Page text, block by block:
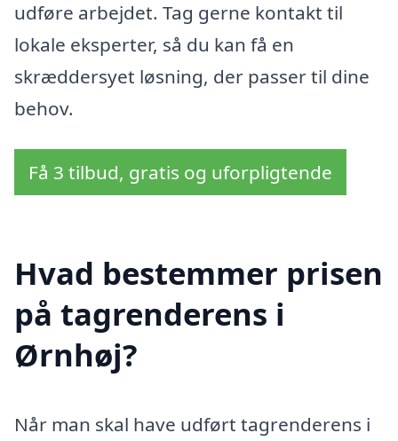
udføre arbejdet. Tag gerne kontakt til
lokale eksperter, så du kan få en
skræddersyet løsning, der passer til dine
behov.
Få 3 tilbud, gratis og uforpligtende
Hvad bestemmer prisen
på tagrenderens i
Ørnhøj?
Når man skal have udført tagrenderens i